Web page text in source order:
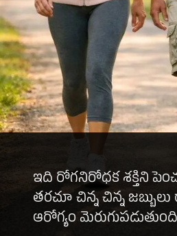
ఇది రోగనిరోధక శక్తిని
తరచూ చిన్న చిన్న
ఆరోగ్యం